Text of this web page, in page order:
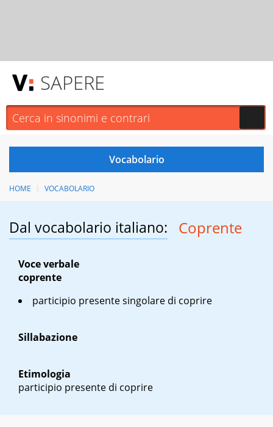
SAPERE
HOME VOCABOLARIO
Dal vocabolario italiano: Coprente
Voce verbale
coprente
participio presente singolare di coprire
Sillabazione
Etimologia
participio presente di coprire